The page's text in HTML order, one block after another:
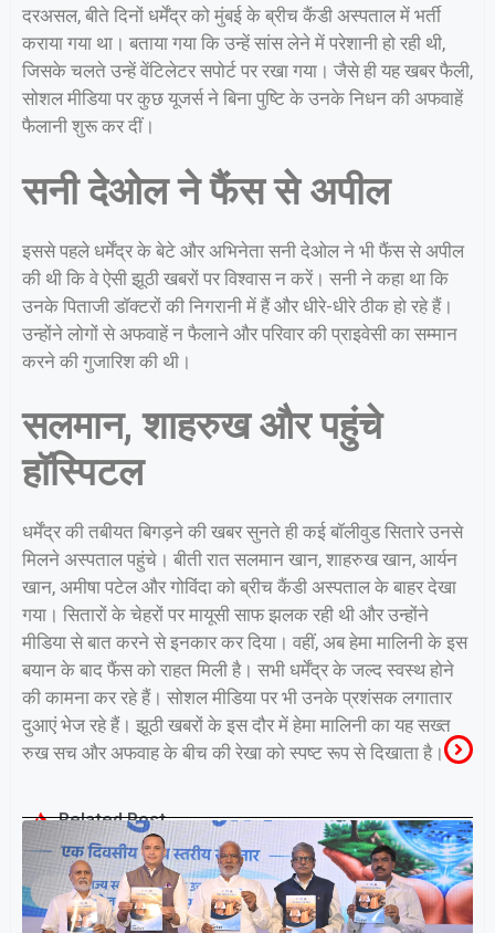
दरअसल, बीते दिनों धर्मेंद्र को मुंबई के ब्रीच कैंडी अस्पताल में भर्ती
कराया गया था। बताया गया कि उन्हें सांस लेने में परेशानी हो रही थी,
जिसके चलते उन्हें वेंटिलेटर सपोर्ट पर रखा गया। जैसे ही यह खबर फैली,
सोशल मीडिया पर कुछ यूजर्स ने बिना पुष्टि के उनके निधन की अफवाहें
फैलानी शुरू कर दीं।
सनी देओल ने फैंस से अपील
इससे पहले धर्मेंद्र के बेटे और अभिनेता सनी देओल ने भी फैंस से अपील
की थी कि वे ऐसी झूठी खबरों पर विश्वास न करें। सनी ने कहा था कि
उनके पिताजी डॉक्टरों की निगरानी में हैं और धीरे-धीरे ठीक हो रहे हैं।
उन्होंने लोगों से अफवाहें न फैलाने और परिवार की प्राइवेसी का सम्मान
करने की गुजारिश की थी।
सलमान, शाहरुख और पहुंचे
हॉस्पिटल
धर्मेंद्र की तबीयत बिगड़ने की खबर सुनते ही कई बॉलीवुड सितारे उनसे
मिलने अस्पताल पहुंचे। बीती रात सलमान खान, शाहरुख खान, आर्यन
खान, अमीषा पटेल और गोविंदा को ब्रीच कैंडी अस्पताल के बाहर देखा
गया। सितारों के चेहरों पर मायूसी साफ झलक रही थी और उन्होंने
मीडिया से बात करने से इनकार कर दिया। वहीं, अब हेमा मालिनी के इस
बयान के बाद फैंस को राहत मिली है। सभी धर्मेंद्र के जल्द स्वस्थ होने
की कामना कर रहे हैं। सोशल मीडिया पर भी उनके प्रशंसक लगातार
दुआएं भेज रहे हैं। झूठी खबरों के इस दौर में हेमा मालिनी का यह सख्त
रुख सच और अफवाह के बीच की रेखा को स्पष्ट रूप से दिखाता है।
Related Post